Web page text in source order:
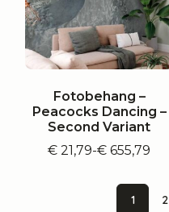
Fotobehang –
Peacocks Dancing –
Second Variant
€ 21,79-€ 655,79
Prijsklasse:
tot
€ 655,79
1 2